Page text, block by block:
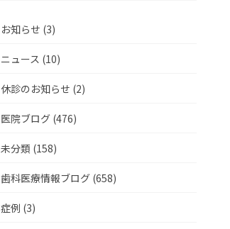
お知らせ (3)
ニュース (10)
休診のお知らせ (2)
医院ブログ (476)
未分類 (158)
歯科医療情報ブログ (658)
症例 (3)